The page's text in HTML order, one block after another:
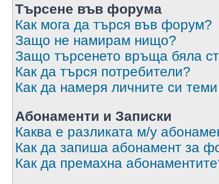
Търсене във форума
Как мога да търся във форум?
Защо не намирам нищо?
Защо търсенето връща бяла
Как да търся потребители?
Как да намеря личните си
Абонаменти и Записки
Каква е разликата м/у
Как да запиша абонамент за
Как да премахна